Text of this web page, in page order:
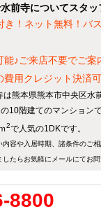
前寺についてスタッ
き！ネット無料！バ
♪ご来店不要でご案
費用クレジット決済
熊本県熊本市中央区水
10階建てのマンション
2で人気の1DKです。
容や入居時期、諸条件のご
たらお気軽にメールにてお
8800